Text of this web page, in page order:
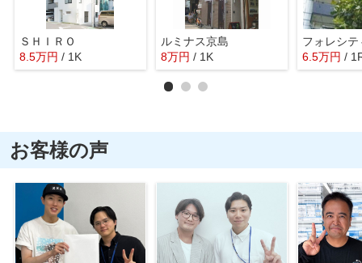
ＳＨＩＲＯ
8.5万円 / 1K
ルミナス京島
8万円 / 1K
フォレシテ
6.5万円 /
お客様の声